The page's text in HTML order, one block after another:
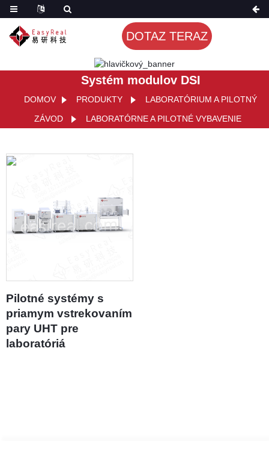
DOTAZ TERAZ
Systém modulov DSI
DOMOV PRODUKTY
LABORATÓRIUM A PILOTNÝ
ZÁVOD
LABORATÓRNE A PILOTNÉ VYBAVENIE
Pilotné systémy s
priamym vstrekovaním
pary UHT pre
laboratóriá